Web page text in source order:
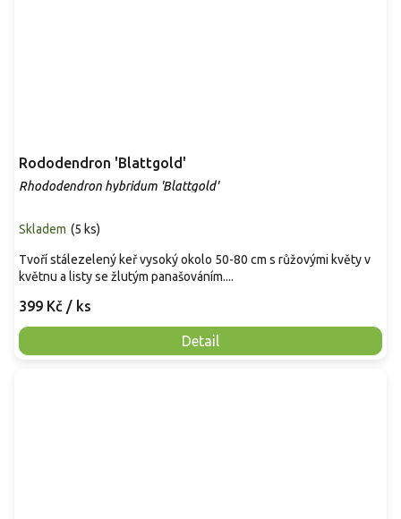
Rododendron 'Blattgold'
Rhododendron hybridum 'Blattgold'
Skladem (5 ks)
399 Kč / ks
Detail
Tvoří stálezelený keř vysoký okolo 50-80 cm s růžovými květy v
květnu a listy se žlutým panašováním....